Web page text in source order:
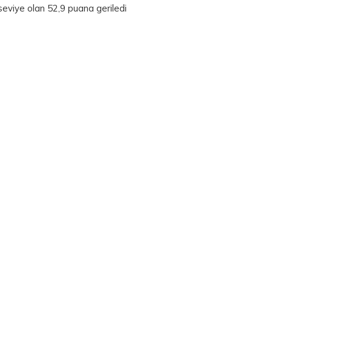
olan 52,9 puana geriledi